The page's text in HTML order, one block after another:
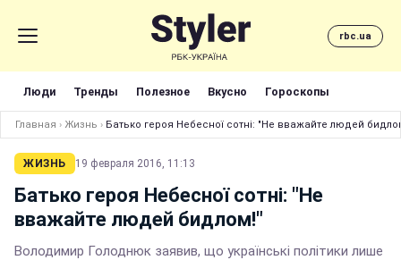
rbc.ua
Люди Тренды Полезное Вкусно Гороскопы
Главная › Жизнь › Батько героя Небесної сотні: "Не вважайте людей
ЖИЗНЬ 19 февраля 2016, 11:13
Батько героя Небесної сотні: "Не
вважайте людей бидлом!"
Володимир Голоднюк заявив, що українські політики лише